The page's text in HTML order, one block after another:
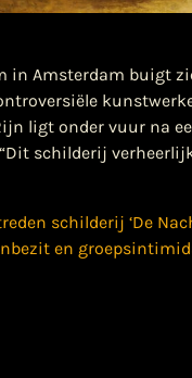
in Amsterdam buigt
ligt onder vuur na
schilderij
schilderij ‘De
en